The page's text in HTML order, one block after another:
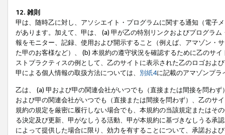
12. 雑則
甲は、随時乙に対し、アソシエイト・プログラムに関する通知（電子
があります。加えて、甲は、 (a) 甲が乙の特別リンクおよびプログラ
報をモニター、記録、使用および開示すること（例えば、アマゾン・
た甲のお客様など）、 (b) 本規約の遵守状況を確認するために乙のサ
ストプラクティスの例として、乙のサイトに表示された乙のロゴおよ
甲による個人情報の取扱方法については、 別紙4に記載のアマゾンプ
乙は、 (a) 甲および甲の関連会社がいつでも（直接または間接を問わ
および甲の関連会社がいつでも（直接または間接を問わず）、乙のサ
規約の規定を厳密に履行しない場合でも、本規約の当該規定またはそ
る決定及び更新、甲がなしうる活動、甲が本規約に基づきなしうる承
によって提供した場合に限り、効力を有することについて、承諾およ